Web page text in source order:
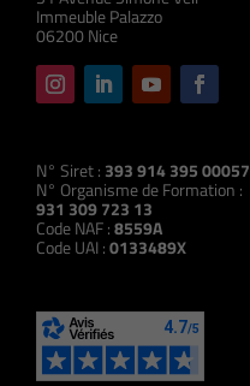
Immeuble Palazzo
06200 Nice
N° Siret : 393 914 395 00057
N° Organisme de Formation :
931 309 723 13
Code NAF :8559A
Code UAI :0133489X